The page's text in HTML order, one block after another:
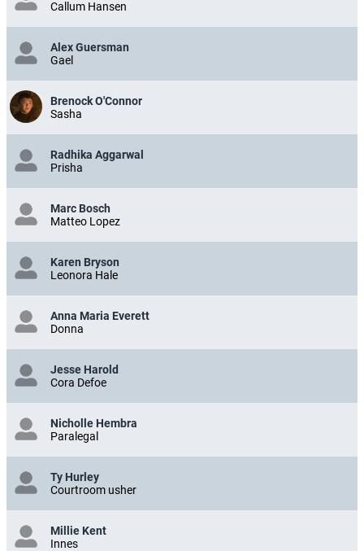
Callum Hansen
Alex Guersman
Gael
Brenock O'Connor
Sasha
Radhika Aggarwal
Prisha
Marc Bosch
Matteo Lopez
Karen Bryson
Leonora Hale
Anna Maria Everett
Donna
Jesse Harold
Cora Defoe
Nicholle Hembra
Paralegal
Ty Hurley
Courtroom usher
Millie Kent
Innes